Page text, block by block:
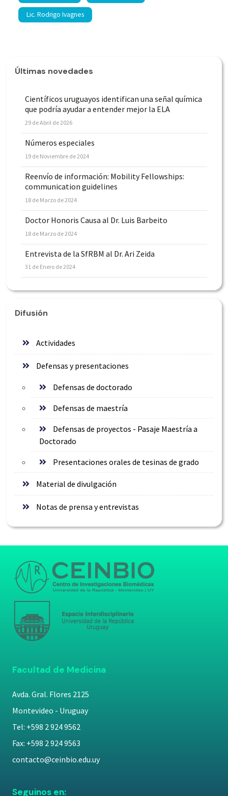
Lic. Rodrigo Ivagnes
Últimas novedades
Científicos uruguayos identifican una señal química
que podría ayudar a entender mejor la ELA
29 de Abril de 2026
Números especiales
19 de Noviembre de 2024
Reenvío de información: Mobility Fellowships:
communication guidelines
18 de Marzo de 2024
Doctor Honoris Causa al Dr. Luis Barbeito
18 de Marzo de 2024
Entrevista de la SfRBM al Dr. Ari Zeida
31 de Enero de 2024
Difusión
Actividades
Defensas y presentaciones
Defensas de doctorado
Defensas de maestría
Defensas de proyectos - Pasaje Maestría a
Doctorado
Presentaciones orales de tesinas de grado
Material de divulgación
Notas de prensa y entrevistas
Facultad de Medicina
Avda. Gral. Flores 2125
Montevideo - Uruguay
Tel: +598 2 924 9562
Fax: +598 2 924 9563
contacto@ceinbio.edu.uy
Seguinos en: